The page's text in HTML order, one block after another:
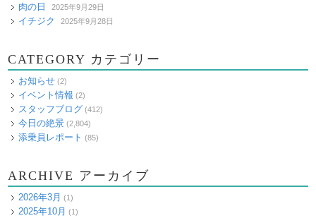
肉の日 2025年9月29日
イチジク 2025年9月28日
CATEGORY カテゴリー
お知らせ (2)
イベント情報 (2)
スタッフブログ (412)
今日の絶景 (2,804)
添乗員レポート (85)
ARCHIVE アーカイブ
2026年3月 (1)
2025年10月 (1)